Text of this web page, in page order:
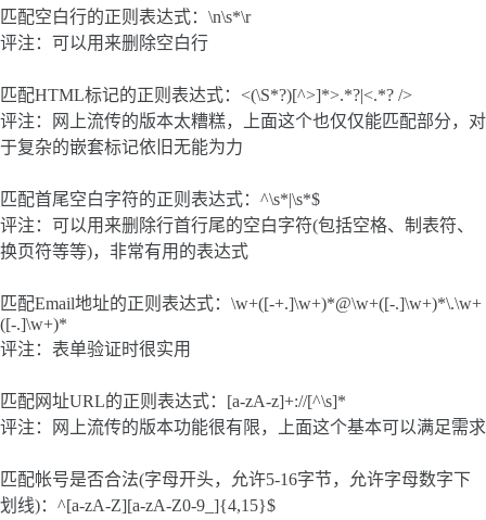
匹配空白行的正则表达式：\n\s*\r
评注：可以用来删除空白行
匹配HTML标记的正则表达式：<(\S*?)[^>]*>.*?|<.*? />
评注：网上流传的版本太糟糕，上面这个也仅仅能匹配部分，对
于复杂的嵌套标记依旧无能为力
匹配首尾空白字符的正则表达式：^\s*|\s*$
评注：可以用来删除行首行尾的空白字符(包括空格、制表符、
换页符等等)，非常有用的表达式
匹配Email地址的正则表达式：\w+([-+.]\w+)*@\w+([-.]\w+)*\.\w+
([-.]\w+)*
评注：表单验证时很实用
匹配网址URL的正则表达式：[a-zA-z]+://[^\s]*
评注：网上流传的版本功能很有限，上面这个基本可以满足需求
匹配帐号是否合法(字母开头，允许5-16字节，允许字母数字下
划线)：^[a-zA-Z][a-zA-Z0-9_]{4,15}$